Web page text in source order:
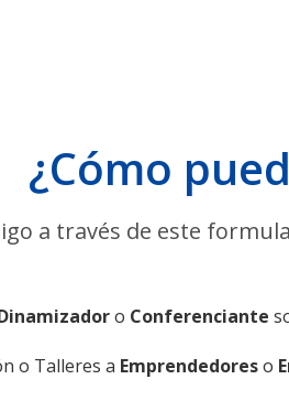
¿Cómo
a través de este
o Conferenciante
o Talleres a Emprendedoreso